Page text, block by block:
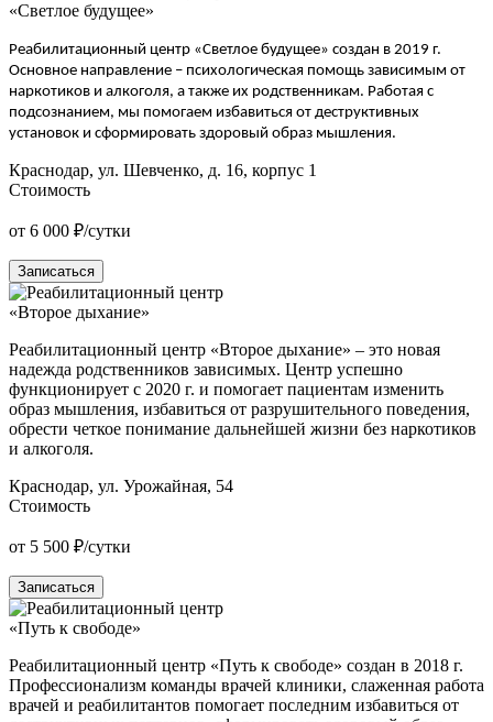
«Светлое будущее»
Реабилитационный центр «Светлое будущее» создан в 2019 г.
Основное направление – психологическая помощь зависимым от
наркотиков и алкоголя, а также их родственникам. Работая с
подсознанием, мы помогаем избавиться от деструктивных
установок и сформировать здоровый образ мышления.
Краснодар, ул. Шевченко, д. 16, корпус 1
Стоимость
от 6 000 ₽/сутки
Записаться
«Второе дыхание»
Реабилитационный центр «Второе дыхание» – это новая
надежда родственников зависимых. Центр успешно
функционирует с 2020 г. и помогает пациентам изменить
образ мышления, избавиться от разрушительного поведения,
обрести четкое понимание дальнейшей жизни без наркотиков
и алкоголя.
Краснодар, ул. Урожайная, 54
Стоимость
от 5 500 ₽/сутки
Записаться
«Путь к свободе»
Реабилитационный центр «Путь к свободе» создан в 2018 г.
Профессионализм команды врачей клиники, слаженная работа
врачей и реабилитантов помогает последним избавиться от